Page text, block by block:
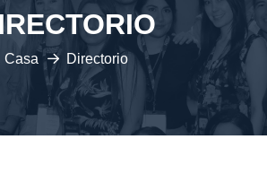
Casa Directorio